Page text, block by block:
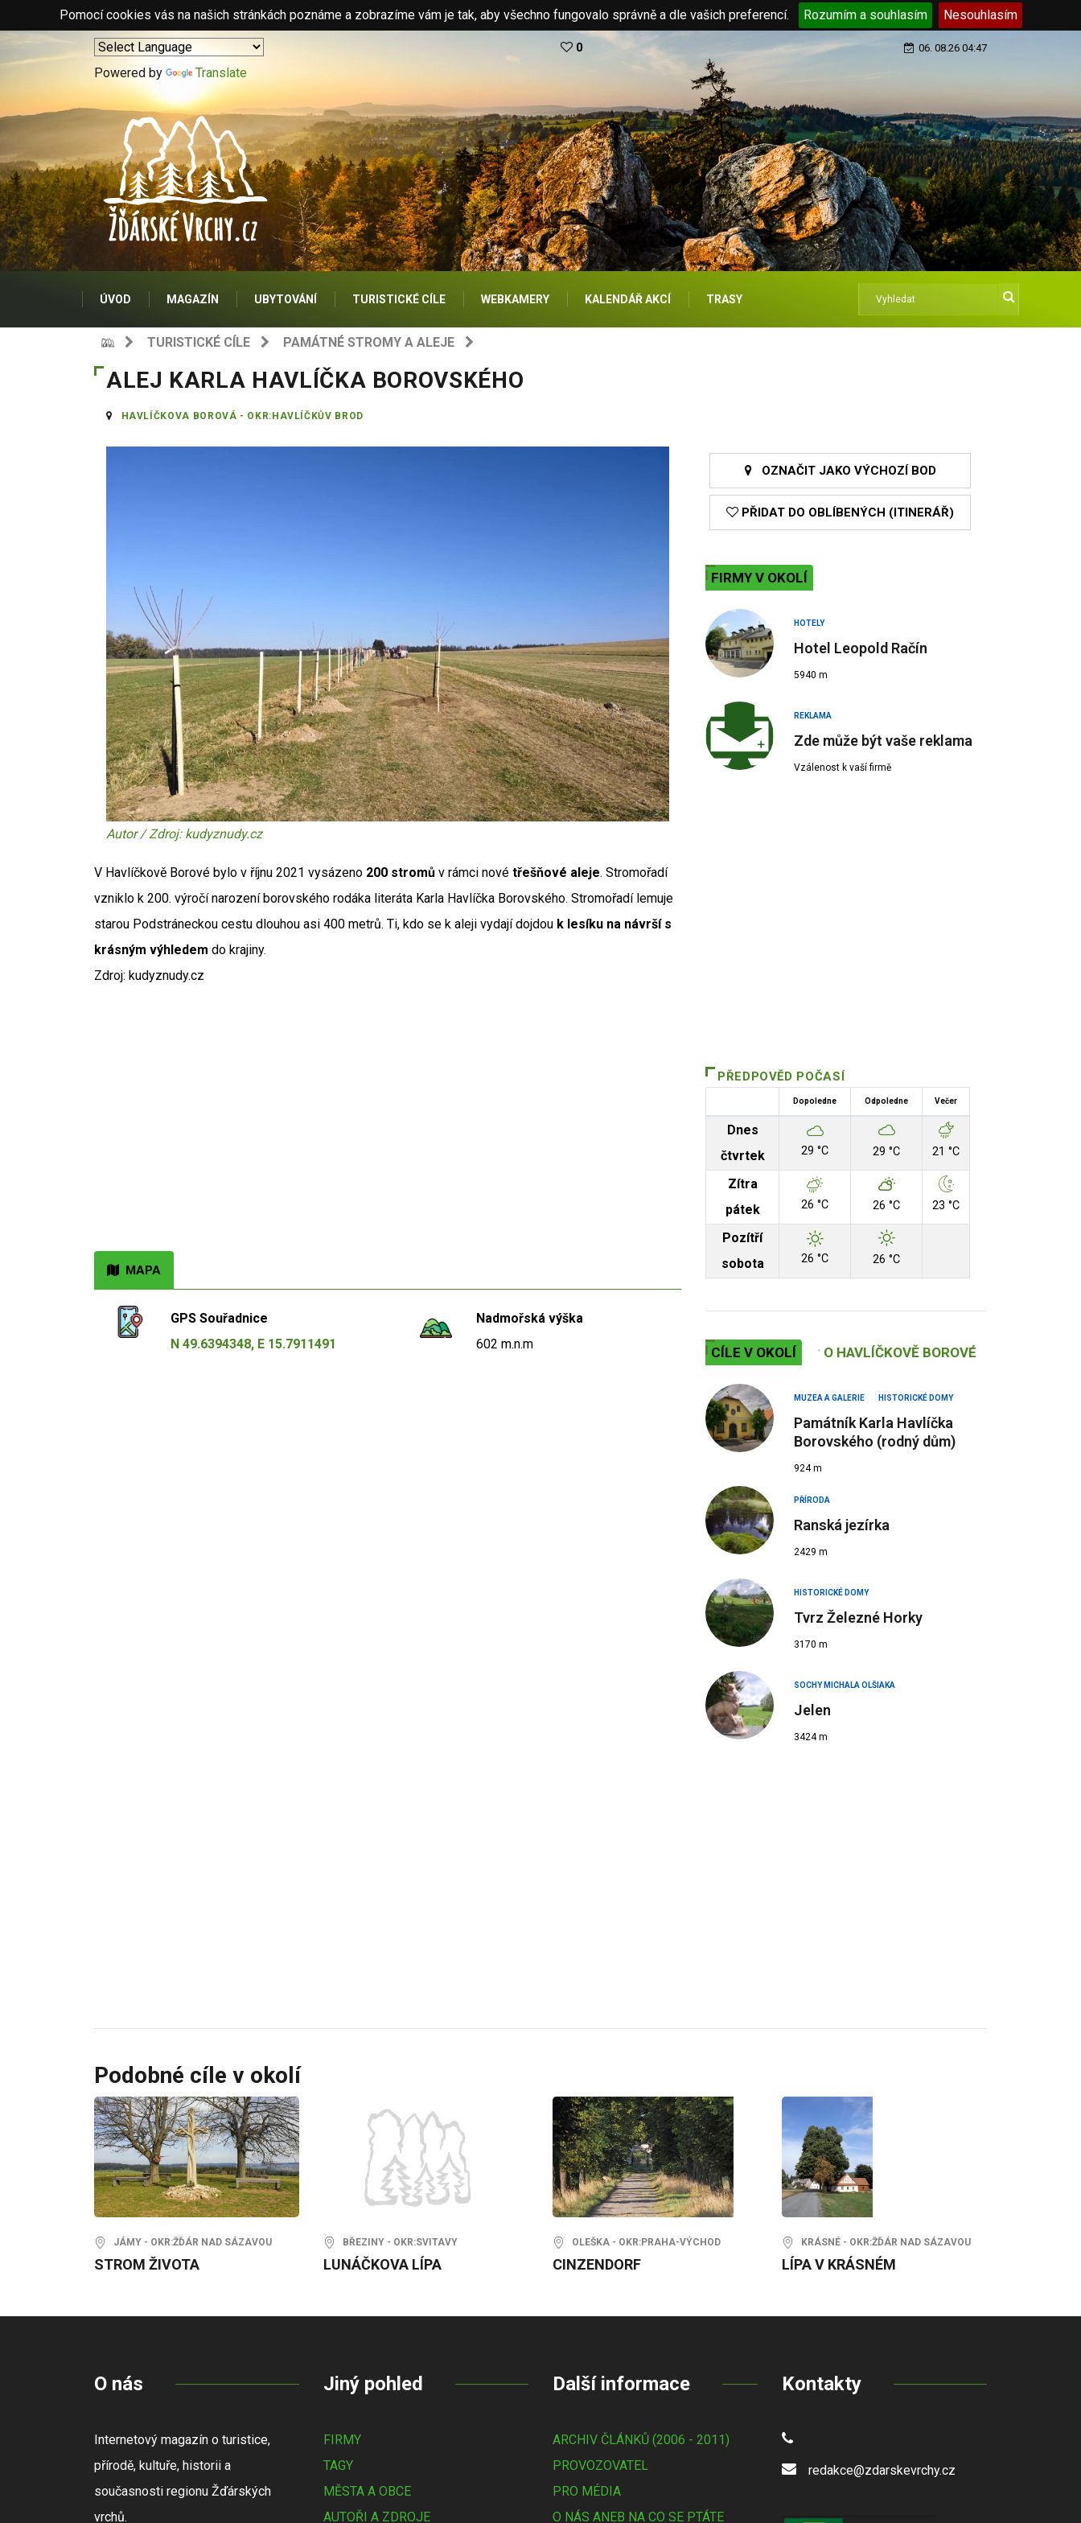
Pomocí cookies vás na našich stránkách poznáme a zobrazíme vám je tak, aby všechno fungovalo správně a dle vašich preferencí. Rozumím a souhlasím Nesouhlasím
Powered by Translate
0 06. 08.26 04:47
ÚVOD MAGAZÍN UBYTOVÁNÍ TURISTICKÉ CÍLE WEBKAMERY KALENDÁŘ AKCÍ TRASY
TURISTICKÉ CÍLE PAMÁTNÉ STROMY A ALEJE
ALEJ KARLA HAVLÍČKA BOROVSKÉHO
HAVLÍČKOVA BOROVÁ - OKR:HAVLÍČKŮV BROD
Autor / Zdroj: kudyznudy.cz
V Havlíčkově Borové bylo v říjnu 2021 vysázeno 200 stromů v rámci nové třešňové aleje. Stromořadí
vzniklo k 200. výročí narození borovského rodáka literáta Karla Havlíčka Borovského. Stromořadí lemuje
starou Podstráneckou cestu dlouhou asi 400 metrů. Ti, kdo se k aleji vydají dojdou k lesíku na návrší s
krásným výhledem do krajiny.
Zdroj: kudyznudy.cz
MAPA
GPS Souřadnice
N 49.6394348, E 15.7911491
Nadmořská výška
602 m.n.m
OZNAČIT JAKO VÝCHOZÍ BOD
PŘIDAT DO OBLÍBENÝCH (ITINERÁŘ)
FIRMY V OKOLÍ
HOTELY
Hotel Leopold Račín
5940 m
REKLAMA
Zde může být vaše reklama
Vzálenost k vaší firmě
PŘEDPOVĚD POČASÍ
Dopoledne Odpoledne Večer
Dnes
čtvrtek
29 °C 29 °C 21 °C
Zítra
pátek
26 °C 26 °C 23 °C
Pozítří
sobota
26 °C 26 °C
CÍLE V OKOLÍ O HAVLÍČKOVĚ BOROVÉ
MUZEA A GALERIE HISTORICKÉ DOMY
Památník Karla Havlíčka
Borovského (rodný dům)
924 m
PŘÍRODA
Ranská jezírka
2429 m
HISTORICKÉ DOMY
Tvrz Železné Horky
3170 m
SOCHY MICHALA OLŠIAKA
Jelen
3424 m
Podobné cíle v okolí
JÁMY - OKR:ŽĎÁR NAD SÁZAVOU
STROM ŽIVOTA
BŘEZINY - OKR:SVITAVY
LUNÁČKOVA LÍPA
OLEŠKA - OKR:PRAHA-VÝCHOD
CINZENDORF
KRÁSNÉ - OKR:ŽĎÁR NAD SÁZAVOU
LÍPA V KRÁSNÉM
O nás
Internetový magazín o turistice,
přírodě, kultuře, historii a
současnosti regionu Žďárských
vrchů.
Jiný pohled
FIRMY
TAGY
MĚSTA A OBCE
AUTOŘI A ZDROJE
Další informace
ARCHIV ČLÁNKŮ (2006 - 2011)
PROVOZOVATEL
PRO MÉDIA
O NÁS ANEB NA CO SE PTÁTE
Kontakty
redakce@zdarskevrchy.cz